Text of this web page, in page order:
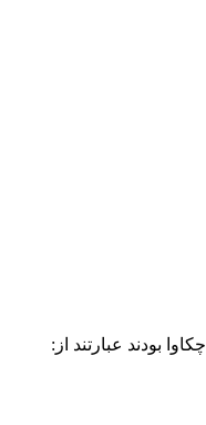
بودند عبارتند از: